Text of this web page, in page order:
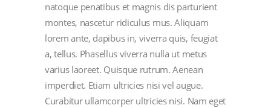
natoque penatibus et magnis dis parturient
montes, nascetur ridiculus mus. Aliquam
lorem ante, dapibus in, viverra quis, feugiat
a, tellus. Phasellus viverra nulla ut metus
varius laoreet. Quisque rutrum. Aenean
imperdiet. Etiam ultricies nisi vel augue.
Curabitur ullamcorper ultricies nisi. Nam eget